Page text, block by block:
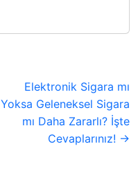
Elektronik Sigara mı
Yoksa Geleneksel Sigara
mı Daha Zararlı? İşte
Cevaplarınız! →